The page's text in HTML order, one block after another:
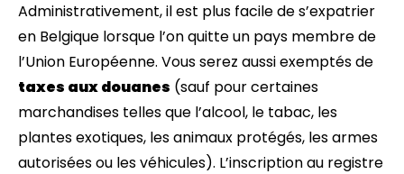
Administrativement, il est plus facile de s’expatrier
en Belgique lorsque l’on quitte un pays membre de
l’Union Européenne. Vous serez aussi exemptés de
taxes aux douanes (sauf pour certaines
marchandises telles que l’alcool, le tabac, les
plantes exotiques, les animaux protégés, les armes
autorisées ou les véhicules). L’inscription au registre